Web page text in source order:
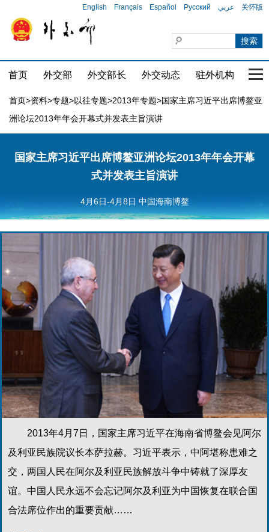
English Français Español Русский عربي 关怀版
首页 外交部 外交部长 外交动态 驻外机构 国
首页>资料>专题>以往专题>2013年专题>国家主席习近平出席博鳌亚
洲论坛2013年年会开幕式并发表主旨演讲
国家主席习近平出席博鳌亚洲论坛2013年年会开幕
式并发表主旨演讲
4月6日-4月8日 中国海南博鳌
2013年4月7日，国家主席习近平在海南省博鳌会见阿尔
及利亚民族院议长本萨拉赫。习近平表示，中阿堪称患难之
交，两国人民在阿尔及利亚民族解放斗争中铸就了深厚友
谊。中国人民永远不会忘记阿尔及利亚为中国恢复在联合国
合法席位作出的重要贡献……